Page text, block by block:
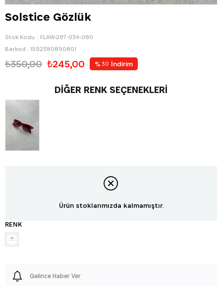
Solstice Gözlük
Stok Kodu
FLAW-287-034-080
Barkod : 1592380890801
₺350,00 ₺245,00 % 30 İndirim
DIĞER RENK SEÇENEKLERI
Ürün stoklarımızda kalmamıştır.
RENK
Gelince Haber Ver